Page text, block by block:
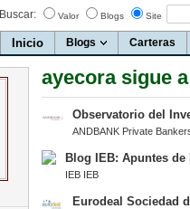
Buscar: Valor Blogs Site
Inicio Blogs Carteras
ayecora sigue a
Observatorio del
ANDBANK Private
Blog IEB: Apuntes
IEB IEB
Eurodeal Sociedad